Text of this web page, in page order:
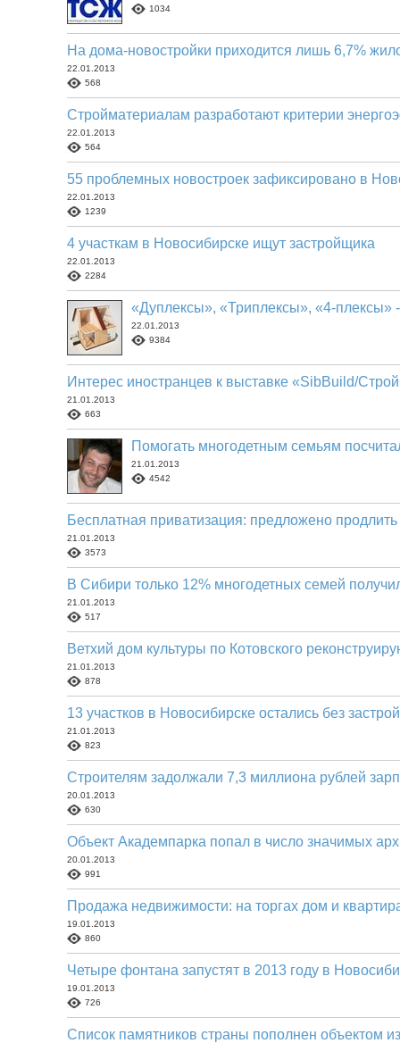
1034
На дома-новостройки приходится лишь 6,7%
22.01.2013
568
Стройматериалам разработают критерии
22.01.2013
564
55 проблемных новостроек зафиксировано в
22.01.2013
1239
4 участкам в Новосибирске ищут застройщика
22.01.2013
2284
«Дуплексы», «Триплексы», «4-плексы»
22.01.2013
9384
Интерес иностранцев к выставке «SibBuild/
21.01.2013
663
Помогать многодетным семьям
21.01.2013
4542
Бесплатная приватизация: предложено
21.01.2013
3573
В Сибири только 12% многодетных семей
21.01.2013
517
Ветхий дом культуры по Котовского
21.01.2013
878
13 участков в Новосибирске остались без
21.01.2013
823
Строителям задолжали 7,3 миллиона рублей
20.01.2013
630
Объект Академпарка попал в число значимых
20.01.2013
991
Продажа недвижимости: на торгах дом и
19.01.2013
860
Четыре фонтана запустят в 2013 году в
19.01.2013
726
Список памятников страны пополнен объектом